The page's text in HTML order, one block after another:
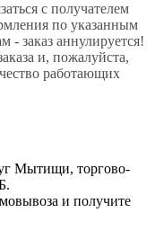
с получателем
по указанным
- заказ аннулируется!
и, пожалуйста,
работающих
Мытищи, торгово-
и получите